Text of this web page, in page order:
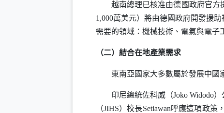
越南總理已核准由德國政府官方提
1,000萬美元）將由德國政府開發援
需要的領域：機械技術、電氣與電子
（二）結合在地產業需求
東南亞國家大多數屬於發展中國家
印尼總統佐科威（Joko Widodo）
（JIHS）校長Setiawan呼應這項政策